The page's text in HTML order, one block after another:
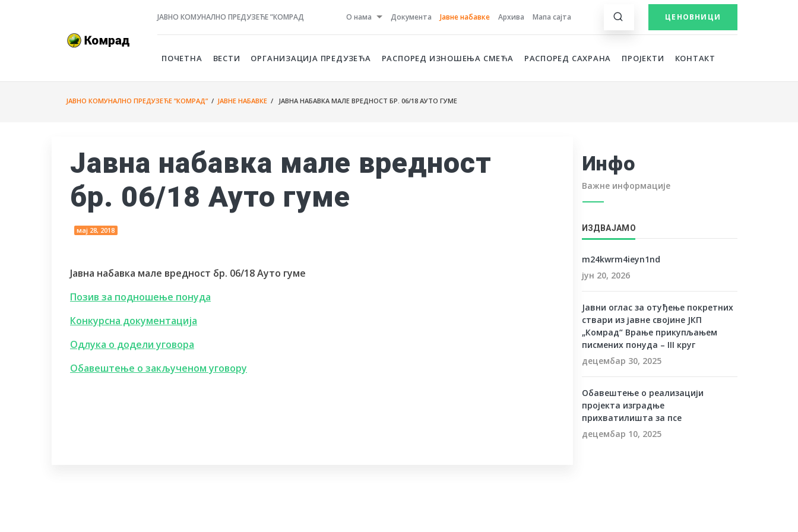
ЈАВНО КОМУНАЛНО ПРЕДУЗЕЋЕ ”КОМРАД О нама Документа Јавне набавке Архива Мапа сајта ЦЕНОВНИЦИ
ПОЧЕТНА ВЕСТИ ОРГАНИЗАЦИЈА ПРЕДУЗЕЋА РАСПОРЕД ИЗНОШЕЊА СМЕЋА РАСПОРЕД САХРАНА ПРОЈЕКТИ КОНТАКТ
ЈАВНО КОМУНАЛНО ПРЕДУЗЕЋЕ ”КОМРАД”/ ЈАВНЕ НАБАВКЕ / ЈАВНА НАБАВКА МАЛЕ ВРЕДНОСТ БР. 06/18 АУТО ГУМЕ
Јавна набавка мале вредност
бр. 06/18 Ауто гуме
мај 28, 2018
Јавна набавка мале вредност бр. 06/18 Ауто гуме
Позив за подношење понуда
Конкурсна документација
Одлука о додели уговора
Обавештење о закљученом уговору
Инфо
Важне информације
ИЗДВАЈАМО
m24kwrm4ieyn1nd
јун 20, 2026
Јавни оглас за отуђење покретних
ствари из јавне својине ЈКП
„Комрад“ Врање прикупљањем
писмених понуда – III круг
децембар 30, 2025
Обавештење о реализацији
пројекта изградње
прихватилишта за псе
децембар 10, 2025